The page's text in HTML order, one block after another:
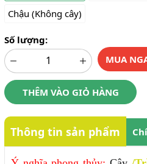
Chậu (Không cây)
Số lượng:
MUA
THÊM VÀO GIỎ HÀNG
Thông tin sản phẩm